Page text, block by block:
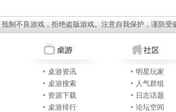
抵制不良游戏，拒绝盗版游戏。注意自我保护，谨防
桌游资讯
桌游搜索
资源下载
桌游排行
明星玩家
人气群组
日志话题
论坛空间